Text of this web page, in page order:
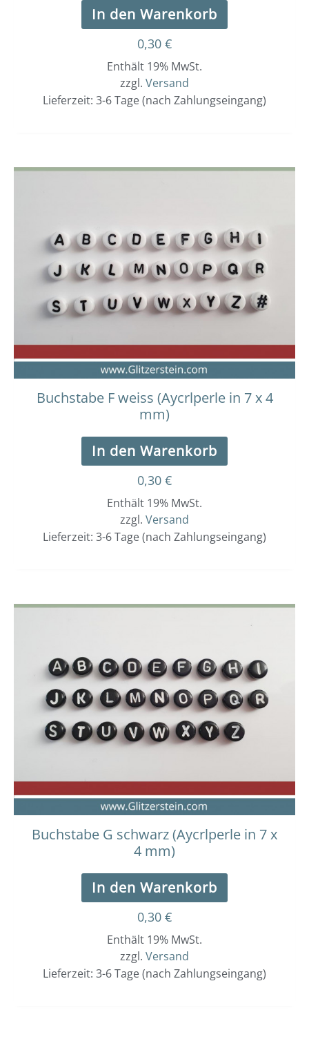
In den Warenkorb
0,30 €
Enthält 19% MwSt.
zzgl. Versand
Lieferzeit: 3-6 Tage (nach Zahlungseingang)
Buchstabe F weiss (Aycrlperle in 7 x 4
mm)
In den Warenkorb
0,30 €
Enthält 19% MwSt.
zzgl. Versand
Lieferzeit: 3-6 Tage (nach Zahlungseingang)
Buchstabe G schwarz (Aycrlperle in 7 x
4 mm)
In den Warenkorb
0,30 €
Enthält 19% MwSt.
zzgl. Versand
Lieferzeit: 3-6 Tage (nach Zahlungseingang)